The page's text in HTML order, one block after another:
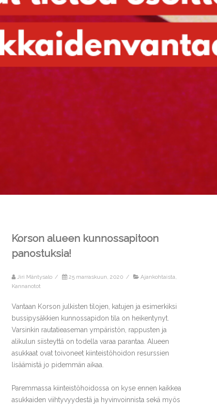
Korson alueen kunnossapitoon
panostuksia!
Jiri Mäntysalo / 25 marraskuun, 2020 / Ajankohtaista,
Kannanotot
Vantaan Korson julkisten tilojen, katujen ja esimerkiksi
bussipysäkkien kunnossapidon tila on heikentynyt.
Varsinkin rautatieaseman ympäristön, rappusten ja
alikulun siisteyttä on todella varaa parantaa. Alueen
asukkaat ovat toivoneet kiinteistöhoidon resurssien
lisäämistä jo pidemmän aikaa.
Paremmassa kiinteistöhoidossa on kyse ennen kaikkea
asukkaiden viihtyvyydestä ja hyvinvoinnista sekä myös